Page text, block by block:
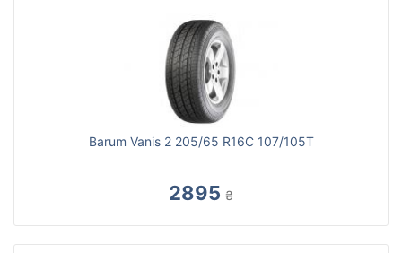
Barum Vanis 2 205/65 R16C 107/105T
2895 ₴